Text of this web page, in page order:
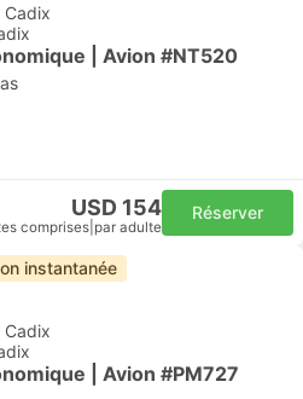
Cadix
| Avion #NT520
USD 154
comprises par adulte
Réserver
instantanée
Cadix
| Avion #PM727